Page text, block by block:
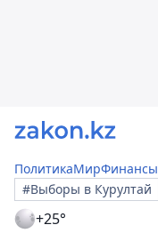
ПолитикаМирФинансы
#Выборы в Курултай
+25°